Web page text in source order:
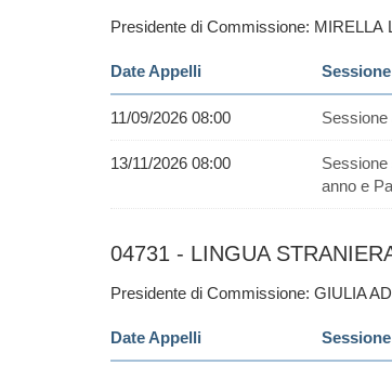
Presidente di Commissione: MIRELLA
Date Appelli Sessione
11/09/2026 08:00 Sessione
13/11/2026 08:00
anno e
04731 - LINGUA
Presidente di Commissione: GIULIA
Date Appelli Sessione